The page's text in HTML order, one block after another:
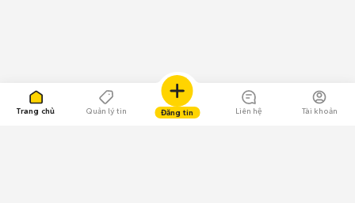
Trang chủ Quản lý tin Đăng tin Liên hệ Tài khoản